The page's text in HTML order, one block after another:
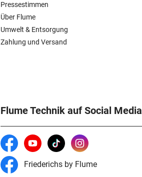
Pressestimmen
Über Flume
Umwelt & Entsorgung
Zahlung und Versand
Flume Technik auf Social Media
Friederichs by Flume